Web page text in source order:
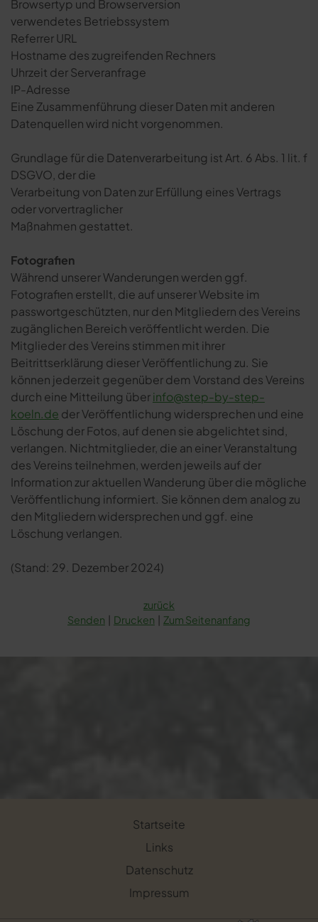
Browsertyp und Browserversion
verwendetes Betriebssystem
Referrer URL
Hostname des zugreifenden Rechners
Uhrzeit der Serveranfrage
IP-Adresse
Eine Zusammenführung dieser Daten mit anderen
Datenquellen wird nicht vorgenommen.
Grundlage für die Datenverarbeitung ist Art. 6 Abs. 1 lit. f
DSGVO, der die
Verarbeitung von Daten zur Erfüllung eines Vertrags
oder vorvertraglicher
Maßnahmen gestattet.
Fotografien
Während unserer Wanderungen werden ggf.
Fotografien erstellt, die auf unserer Website im
passwortgeschützten, nur den Mitgliedern des Vereins
zugänglichen Bereich veröffentlicht werden. Die
Mitglieder des Vereins stimmen mit ihrer
Beitrittserklärung dieser Veröffentlichung zu. Sie
können jederzeit gegenüber dem Vorstand des Vereins
durch eine Mitteilung überinfo@step-by-step-
koeln.de der Veröffentlichung widersprechen und eine
Löschung der Fotos, auf denen sie abgelichtet sind,
verlangen. Nichtmitglieder, die an einer Veranstaltung
des Vereins teilnehmen, werden jeweils auf der
Information zur aktuellen Wanderung über die mögliche
Veröffentlichung informiert. Sie können dem analog zu
den Mitgliedern widersprechen und ggf. eine
Löschung verlangen.
(Stand: 29. Dezember 2024)
zurück
Senden
Drucken Zum Seitenanfang
Startseite
Links
Datenschutz
Impressum